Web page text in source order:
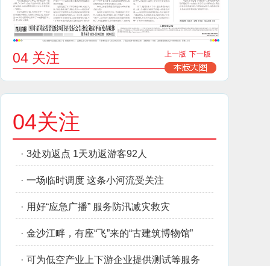
04 关注 上一版 下一版
04关注
· 3处劝返点 1天劝返游客92人
· 一场临时调度 这条小河流受关注
· 用好“应急广播” 服务防汛减灾救灾
· 金沙江畔，有座“飞”来的“古建筑博物馆”
· 可为低空产业上下游企业提供测试等服务